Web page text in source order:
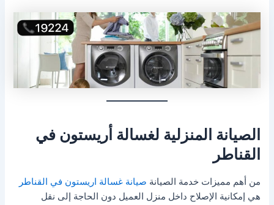
الصيانة المنزلية لغسالة أريستون في
القناطر
من أهم مميزات خدمة الصيانة صيانة غسالة اريستون في القناطر
هي إمكانية الإصلاح داخل منزل العميل دون الحاجة إلى نقل